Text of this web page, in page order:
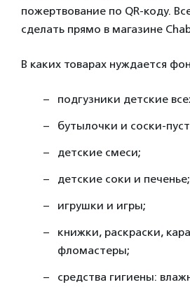
пожертвование по QR-коду.
сделать прямо в магазине
В каких товарах нуждается
подгузники детские
бутылочки и соски-
детские смеси;
детские соки и печенье;
игрушки и игры;
книжки, раскраски,
фломастеры;
средства гигиены: